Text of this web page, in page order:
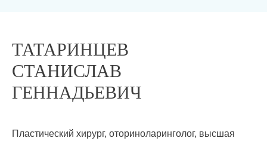
ТАТАРИНЦЕВ
СТАНИСЛАВ
ГЕННАДЬЕВИЧ
Пластический хирург, оториноларинголог, высшая